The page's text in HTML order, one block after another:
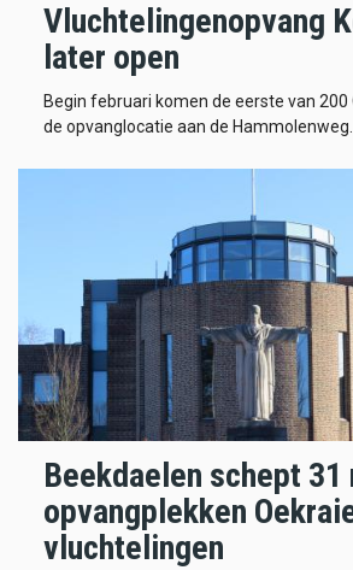
Vluchtelingenopvang
later open
Begin februari komen de eerste van
de opvanglocatie aan de Hammolenweg.
Beekdaelen schept 31
opvangplekken
vluchtelingen